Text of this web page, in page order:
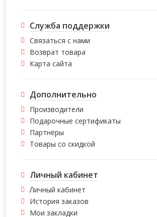
Служба поддержки
Связаться с нами
Возврат товара
Карта сайта
Дополнительно
Производители
Подарочные сертификаты
Партнёры
Товары со скидкой
Личный кабинет
Личный кабинет
История заказов
Мои закладки